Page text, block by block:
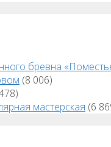
бревна
(8 006)
мастерская (6